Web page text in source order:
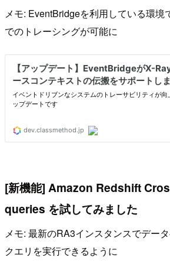
メモ: EventBridgeを利用している環境
でのトレーシングが可能に
[新機能] Amazon Redshift
queries を試してみました
メモ: 最新のRA3インスタンスでデー
クエリを実行できるように